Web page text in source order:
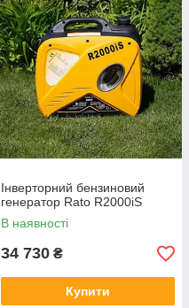
Інверторний бензиновий
генератор Rato R2000iS
В наявності
34 730 ₴
Купити